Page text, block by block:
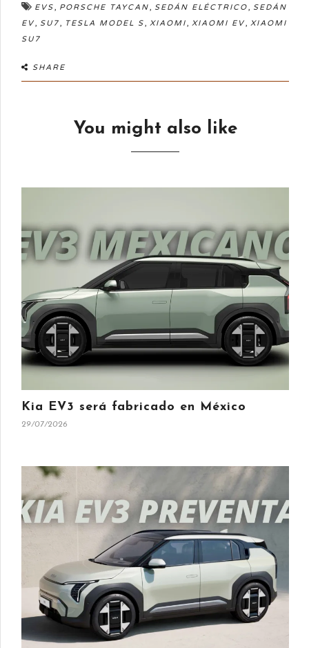
EVS, PORSCHE TAYCAN, SEDÁN ELÉCTRICO, SEDÁN
EV, SU7, TESLA MODEL S, XIAOMI, XIAOMI EV, XIAOMI
SU7
SHARE
You might also like
Kia EV3 será fabricado en México
29/07/2026